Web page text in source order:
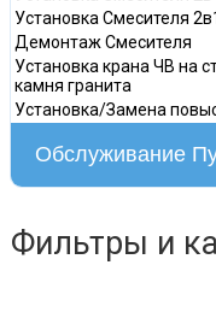
Установка Смесителя
Демонтаж Смесителя
Установка крана ЧВ на
камня гранита
Установка/Замена
Обслуживание
Фильтры и